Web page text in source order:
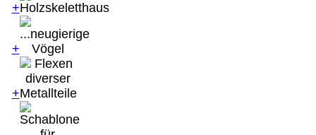
+
+
+